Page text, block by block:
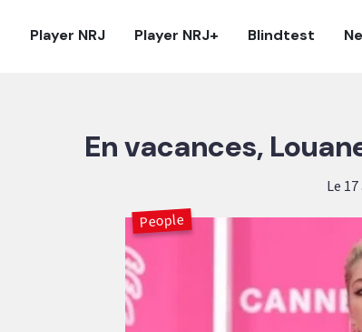
Player NRJ Player NRJ+ Blindtest
En vacances,
Le
People